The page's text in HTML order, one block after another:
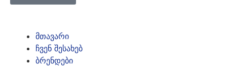
მთავარი
ჩვენ შესახებ
ბრენდები